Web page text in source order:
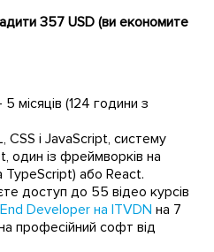
357 USD (ви економите
місяців (124 години з
CSS і JavaScript, систему
один із фреймворків на
TypeScript) або React.
доступ до 55 відео курсів
Developer на ITVDN на 7
професійний софт від